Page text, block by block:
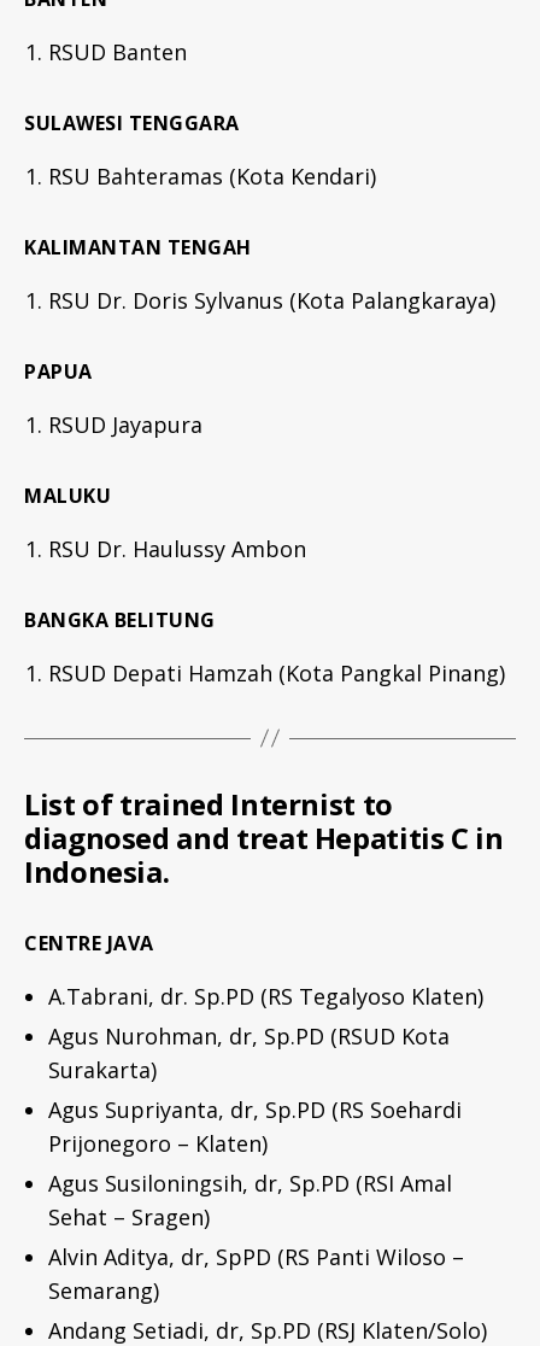
RSUD Banten
SULAWESI TENGGARA
RSU Bahteramas (Kota Kendari)
KALIMANTAN TENGAH
RSU Dr. Doris Sylvanus (Kota Palangkaraya)
PAPUA
RSUD Jayapura
MALUKU
RSU Dr. Haulussy Ambon
BANGKA BELITUNG
RSUD Depati Hamzah (Kota Pangkal Pinang)
List of trained Internist to
diagnosed and treat Hepatitis C in
Indonesia.
CENTRE JAVA
A.Tabrani, dr. Sp.PD (RS Tegalyoso Klaten)
Agus Nurohman, dr, Sp.PD (RSUD Kota
Surakarta)
Agus Supriyanta, dr, Sp.PD (RS Soehardi
Prijonegoro – Klaten)
Agus Susiloningsih, dr, Sp.PD (RSI Amal
Sehat – Sragen)
Alvin Aditya, dr, SpPD (RS Panti Wiloso –
Semarang)
Andang Setiadi, dr, Sp.PD (RSJ Klaten/Solo)